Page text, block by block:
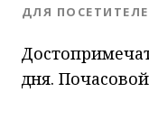
дня.
BLOG.CATEGORY
ДЛЯ